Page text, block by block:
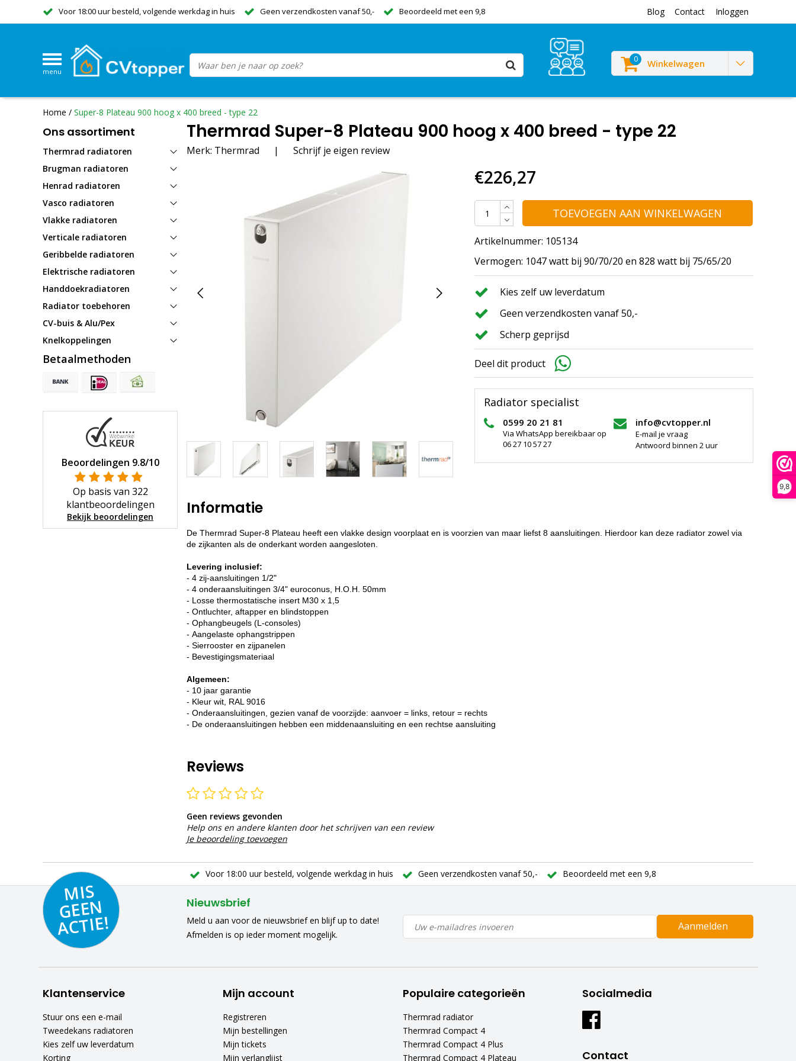
9,8
Voor 18:00 uur besteld, volgende werkdag in huis Geen verzendkosten vanaf 50,- Beoordeeld met een 9,8 Blog Contact Inloggen
menu
0 Winkelwagen
Home / Super-8 Plateau 900 hoog x 400 breed - type 22
Ons assortiment
Thermrad radiatoren
Brugman radiatoren
Henrad radiatoren
Vasco radiatoren
Vlakke radiatoren
Verticale radiatoren
Geribbelde radiatoren
Elektrische radiatoren
Handdoekradiatoren
Radiator toebehoren
CV-buis & Alu/Pex
Knelkoppelingen
Betaalmethoden
Beoordelingen 9.8/10
Op basis van 322
klantbeoordelingen
Bekijk beoordelingen
Thermrad Super-8 Plateau 900 hoog x 400 breed - type 22
Merk: Thermrad | Schrijf je eigen review
€226,27
TOEVOEGEN AAN WINKELWAGEN
Artikelnummer: 105134
Vermogen: 1047 watt bij 90/70/20 en 828 watt bij 75/65/20
Kies zelf uw leverdatum
Geen verzendkosten vanaf 50,-
Scherp geprijsd
Deel dit product
Radiator specialist
0599 20 21 81
Via WhatsApp bereikbaar op
06 27 10 57 27
info@cvtopper.nl
E-mail je vraag
Antwoord binnen 2 uur
Informatie
De Thermrad Super-8 Plateau heeft een vlakke design voorplaat en is voorzien van maar liefst 8 aansluitingen. Hierdoor kan deze radiator zowel via
de zijkanten als de onderkant worden aangesloten.
Levering inclusief:
- 4 zij-aansluitingen 1/2"
- 4 onderaansluitingen 3/4" euroconus, H.O.H. 50mm
- Losse thermostatische insert M30 x 1,5
- Ontluchter, aftapper en blindstoppen
- Ophangbeugels (L-consoles)
- Aangelaste ophangstrippen
- Sierrooster en zijpanelen
- Bevestigingsmateriaal
Algemeen:
- 10 jaar garantie
- Kleur wit, RAL 9016
- Onderaansluitingen, gezien vanaf de voorzijde: aanvoer = links, retour = rechts
- De onderaansluitingen hebben een middenaansluiting en een rechtse aansluiting
Reviews
Geen reviews gevonden
Help ons en andere klanten door het schrijven van een review
Je beoordeling toevoegen
Voor 18:00 uur besteld, volgende werkdag in huis Geen verzendkosten vanaf 50,- Beoordeeld met een 9,8
MIS
GEE
N
A
C
TIE!
Nieuwsbrief
Meld u aan voor de nieuwsbrief en blijf up to date!
Afmelden is op ieder moment mogelijk.
Aanmelden
Klantenservice
Stuur ons een e-mail
Tweedekans radiatoren
Kies zelf uw leverdatum
Korting
Mijn account
Registreren
Mijn bestellingen
Mijn tickets
Mijn verlanglijst
Populaire categorieën
Thermrad radiator
Thermrad Compact 4
Thermrad Compact 4 Plus
Thermrad Compact 4 Plateau
Socialmedia
Contact